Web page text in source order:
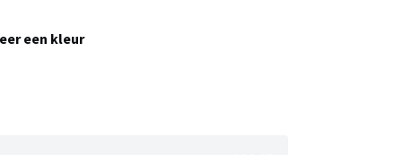
een kleur